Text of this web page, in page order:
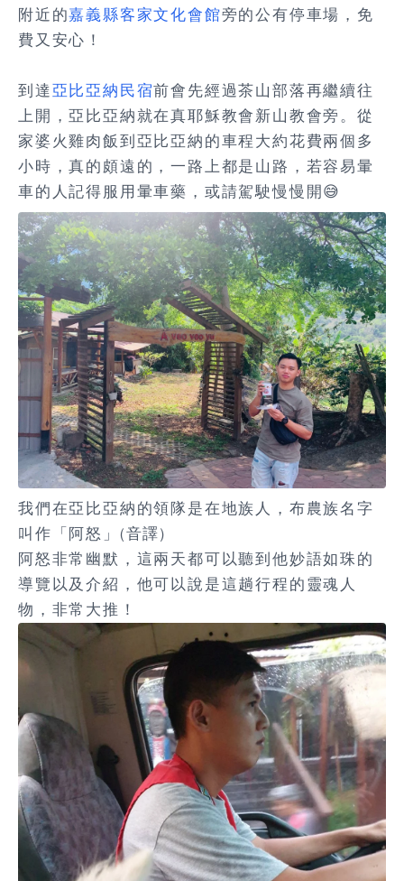
附近的嘉義縣客家文化會館旁的公有停車場，免
費又安心！
到達亞比亞納民宿前會先經過茶山部落再繼續往
上開，亞比亞納就在真耶穌教會新山教會旁。從
家婆火雞肉飯到亞比亞納的車程大約花費兩個多
小時，真的頗遠的，一路上都是山路，若容易暈
車的人記得服用暈車藥，或請駕駛慢慢開😅
我們在亞比亞納的領隊是在地族人，布農族名字
叫作「阿怒」(音譯)
阿怒非常幽默，這兩天都可以聽到他妙語如珠的
導覽以及介紹，他可以說是這趟行程的靈魂人
物，非常大推！